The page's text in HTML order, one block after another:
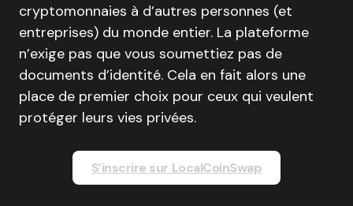
cryptomonnaies à d’autres personnes (et
entreprises) du monde entier. La plateforme
n’exige pas que vous soumettiez pas de
documents d’identité. Cela en fait alors une
place de premier choix pour ceux qui veulent
protéger leurs vies privées.
S’inscrire sur LocalCoinSwap